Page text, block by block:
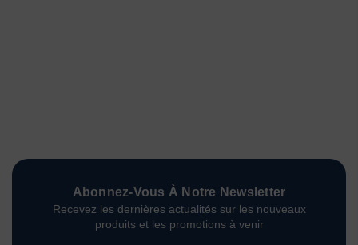
Abonnez-Vous À Notre Newsletter
Recevez les dernières actualités sur les nouveaux
produits et les promotions à venir